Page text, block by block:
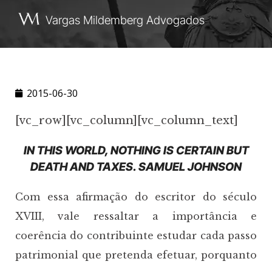
Vargas Mildemberg Advogados
2015-06-30
[vc_row][vc_column][vc_column_text]
IN THIS WORLD, NOTHING IS CERTAIN BUT
DEATH AND TAXES.SAMUEL JOHNSON
Com essa afirmação do escritor do século
XVIII, vale ressaltar a importância e
coerência do contribuinte estudar cada passo
patrimonial que pretenda efetuar, porquanto